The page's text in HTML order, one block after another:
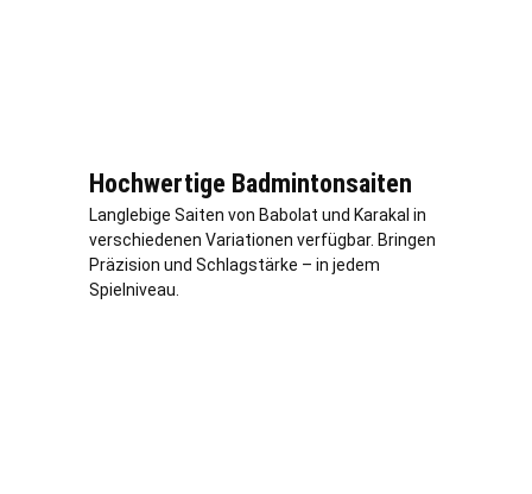
Hochwertige Badmintonsaiten
Langlebige Saiten von Babolat und Karakal in
verschiedenen Variationen verfügbar. Bringen
Präzision und Schlagstärke – in jedem
Spielniveau.